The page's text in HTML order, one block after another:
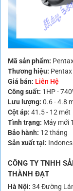
Mã sản phẩm:
Thương hiệu: Pentax
Giá bán: Liên Hệ
Công suất: 1HP -
Lưu lượng: 0.6 - 4.8
Cột áp: 41.5 - 12 mét
Tình trạng: Máy mới
Bảo hành: 12 tháng
Sản xuất tại:
CÔNG TY TNHH
THÀNH ĐẠT
Hà Nội: 34 Đường